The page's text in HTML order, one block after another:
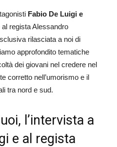
Fabio De Luigi e
al regista Alessandro
rilasciata a noi di
approfondito tematiche
dei giovani nel credere nel
corretto nell’umorismo e il
tra nord e sud.
l’intervista a
e al regista